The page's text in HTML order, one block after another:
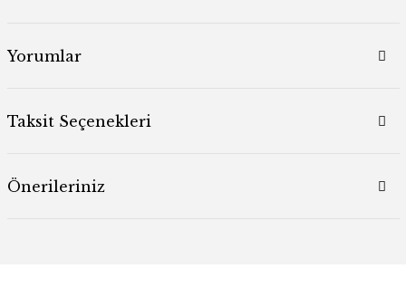
Yorumlar
Taksit Seçenekleri
Önerileriniz